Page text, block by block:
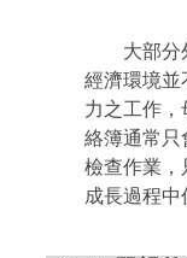
大部分外
經濟環境並
力之工作
絡簿通常只
檢查作業，
成長過程中